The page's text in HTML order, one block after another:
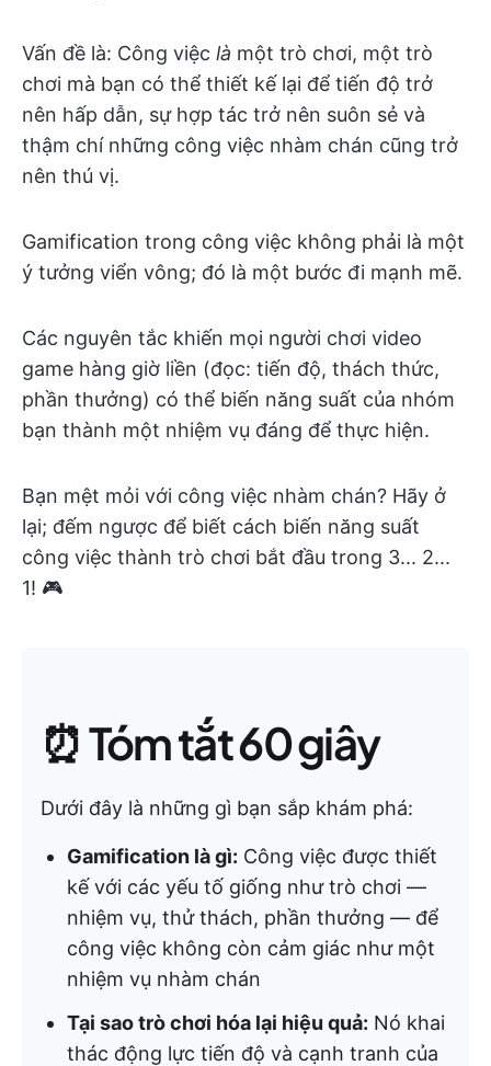
Vấn đề là: Công việc là một trò chơi, một trò
chơi mà bạn có thể thiết kế lại để tiến độ trở
nên hấp dẫn, sự hợp tác trở nên suôn sẻ và
thậm chí những công việc nhàm chán cũng trở
nên thú vị.
Gamification trong công việc không phải là một
ý tưởng viển vông; đó là một bước đi mạnh mẽ.
Các nguyên tắc khiến mọi người chơi video
game hàng giờ liền (đọc: tiến độ, thách thức,
phần thưởng) có thể biến năng suất của nhóm
bạn thành một nhiệm vụ đáng để thực hiện.
Bạn mệt mỏi với công việc nhàm chán? Hãy ở
lại; đếm ngược để biết cách biến năng suất
công việc thành trò chơi bắt đầu trong 3... 2...
1! 🎮
⏰ Tóm tắt 60 giây
Dưới đây là những gì bạn sắp khám phá:
Gamification là gì: Công việc được thiết
kế với các yếu tố giống như trò chơi —
nhiệm vụ, thử thách, phần thưởng — để
công việc không còn cảm giác như một
nhiệm vụ nhàm chán
Tại sao trò chơi hóa lại hiệu quả: Nó khai
thác động lực tiến độ và cạnh tranh của